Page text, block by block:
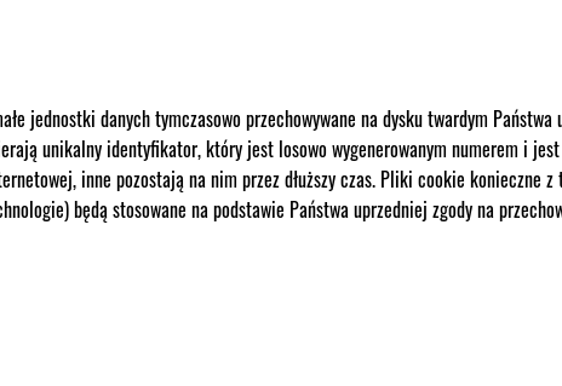
jednostki danych tymczasowo przechowywane na dysku twardym Państwa
unikalny identyfikator, który jest losowo wygenerowanym numerem i
inne pozostają na nim przez dłuższy czas. Pliki cookie konieczne z
będą stosowane na podstawie Państwa uprzedniej zgody na